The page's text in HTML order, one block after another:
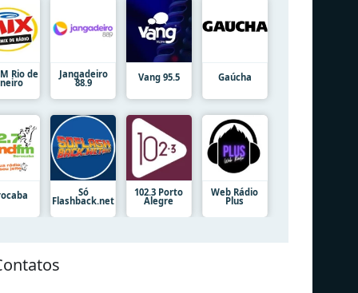
Rio de Jangadeiro
88.9 Vang 95.5 Gaúcha
Só
Flashback.net
102.3 Porto
Alegre
Web Rádio
Plus